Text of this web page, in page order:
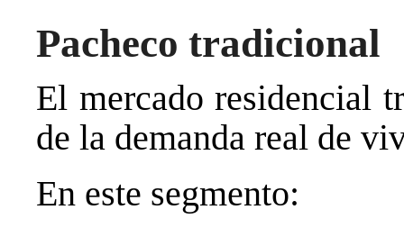
Pacheco tradicional
El mercado residencial
de la demanda real de
En este segmento: